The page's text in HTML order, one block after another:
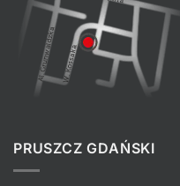
PRUSZCZ GDAŃSKI